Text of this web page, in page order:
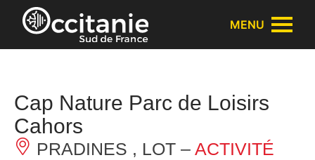
Panneau de gestion des cookies
MENU
Cap Nature Parc de Loisirs
Cahors
PRADINES , LOT – ACTIVITÉ